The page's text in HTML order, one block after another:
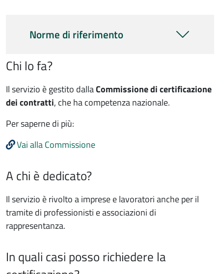
Norme di riferimento
Chi lo fa?
Il servizio è gestito dallaCommissione di certificazione
dei contratti, che ha competenza nazionale.
Per saperne di più:
Vai alla Commissione
A chi è dedicato?
Il servizio è rivolto a imprese e lavoratori anche per il
tramite di professionisti e associazioni di
rappresentanza.
In quali casi posso richiedere la